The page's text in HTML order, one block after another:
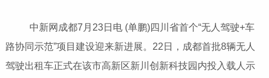
中新网成都7月23日电 (单鹏)四川省首个“无人驾驶+车
路协同示范”项目建设迎来新进展。22日，成都首批8辆无人
驾驶出租车正式在该市高新区新川创新科技园内投入载人示